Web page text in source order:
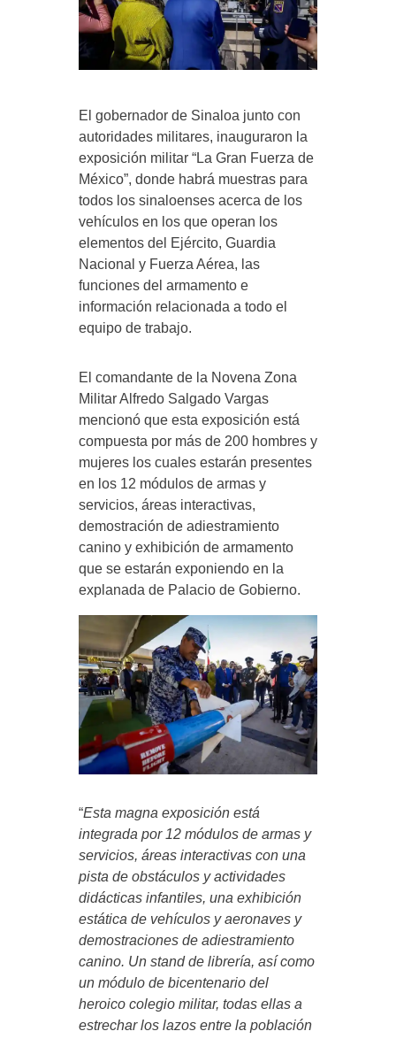
El gobernador de Sinaloa junto con
autoridades militares, inauguraron la
exposición militar “La Gran Fuerza de
México”, donde habrá muestras para
todos los sinaloenses acerca de los
vehículos en los que operan los
elementos del Ejército, Guardia
Nacional y Fuerza Aérea, las
funciones del armamento e
información relacionada a todo el
equipo de trabajo.
El comandante de la Novena Zona
Militar Alfredo Salgado Vargas
mencionó que esta exposición está
compuesta por más de 200 hombres y
mujeres los cuales estarán presentes
en los 12 módulos de armas y
servicios, áreas interactivas,
demostración de adiestramiento
canino y exhibición de armamento
que se estarán exponiendo en la
explanada de Palacio de Gobierno.
“Esta magna exposición está
integrada por 12 módulos de armas y
servicios, áreas interactivas con una
pista de obstáculos y actividades
didácticas infantiles, una exhibición
estática de vehículos y aeronaves y
demostraciones de adiestramiento
canino. Un stand de librería, así como
un módulo de bicentenario del
heroico colegio militar, todas ellas a
estrechar los lazos entre la población